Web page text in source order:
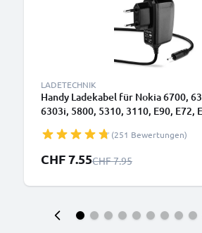
LADETECHNIK
Handy Ladekabel für Nokia 6700,
6303i, 5800, 5310, 3110, E90, E72,
1.10m, Handyladekabel(251 Bewertungen)
Sonderpreis
CHF 7.55Regulärer Preis
CHF 7.95